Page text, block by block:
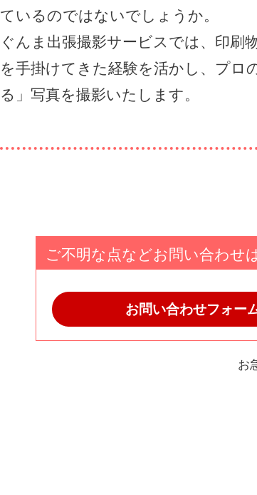
ているのではないでしょうか。
ぐんま出張撮影サービスでは、印
を手掛けてきた経験を活かし、プロ
る」写真を撮影いたします。
ご不明な点などお問い合わせ
お問い合わせフォー
お